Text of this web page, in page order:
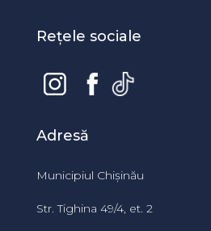
Rețele sociale
Adresă
Municipiul Chișinău
Str. Tighina 49/4, et. 2